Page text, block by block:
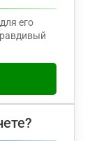
его